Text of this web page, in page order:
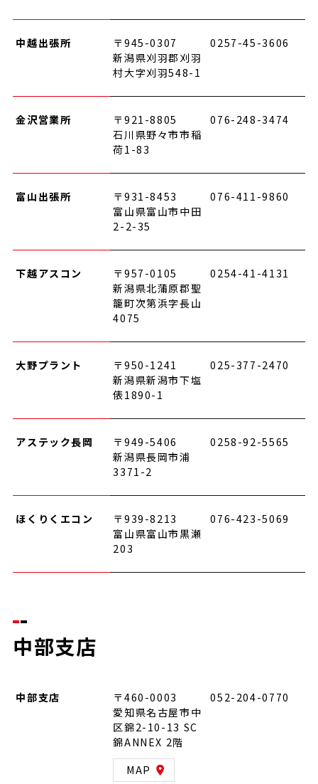
中越出張所
〒945-0307
新潟県刈羽郡刈羽
村大字刈羽548-1
0257-45-3606
金沢営業所
〒921-8805
石川県野々市市稲
荷1-83
076-248-3474
富山出張所
〒931-8453
富山県富山市中田
2-2-35
076-411-9860
下越アスコン
〒957-0105
新潟県北蒲原郡聖
籠町次第浜字長山
4075
0254-41-4131
大野プラント
〒950-1241
新潟県新潟市下塩
俵1890-1
025-377-2470
アステック長岡
〒949-5406
新潟県長岡市浦
3371-2
0258-92-5565
ほくりくエコン
〒939-8213
富山県富山市黒瀬
203
076-423-5069
中部支店
中部支店
〒460-0003
愛知県名古屋市中
区錦2-10-13 SC
錦ANNEX 2階
MAP
052-204-0770